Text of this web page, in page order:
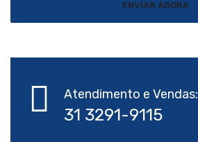
Atendimento e Vendas: